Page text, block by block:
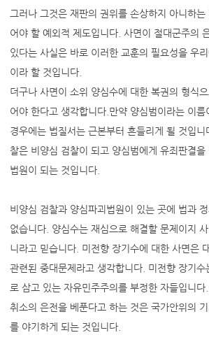
그러나 그것은 재판의 권위를 손상하지 아니하는
어야 할 예외적 제도입니다. 사면이 절대군주의
있다는 사실은 바로 이러한 교훈의 필요성을 우
이라 할 것입니다.
더구나 사면이 소위 양심수에 대한 복권의 형식
어야 한다고 생각합니다.만약 양심범이라는 이
경우에는 법질서는 근본부터 흔들리게 될 것입
찰은 비양심 검찰이 되고 양심범에게 유죄판결을
법원이 되는 것입니다.
비양심 검찰과 양심파괴법원이 있는 곳에 법과
없습니다. 양심수는 재심으로 해결할 문제이지
니라고 믿습니다. 미전향 장기수에 대한 사면은
관련된 중대문제라고 생각합니다. 미전향 장기수
로 삼고 있는 자유민주주의를 부정한 자들입니
취소의 은전을 베푼다고 하는 것은 국가안위의
를 야기하게 되는 것입니다.